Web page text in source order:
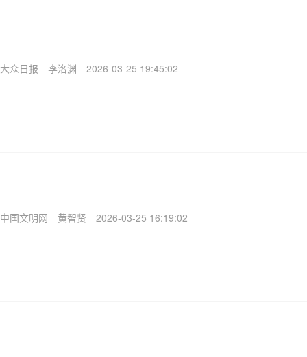
大众日报 李洛渊 2026-03-25 19:45:02
中国文明网 黄智贤 2026-03-25 16:19:02